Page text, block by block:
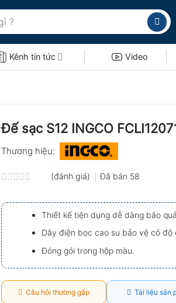
Kênh tin tức Video
Đế sạc S12 INGCO
Thương hiệu:
xếp
hạng
0.0
5
sao
(đánh giá) Đã bán 58
Thiết kế tiện dụng dễ dàng bảo
Dây điện bọc cao su bảo vệ có độ
Đóng gói trong hộp màu.
Câu hỏi thường gặp Tài liệu sản